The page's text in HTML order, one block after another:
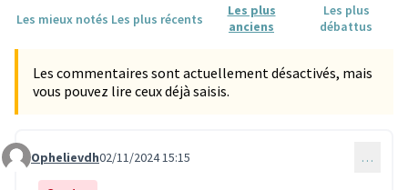
Les mieux notés Les plus récents
Les plus
anciens
Les plus
débattus
Les commentaires sont actuellement désactivés, mais
vous pouvez lire ceux déjà saisis.
Commentaire 3405
Ophelievdh02/11/2024 15:15 …